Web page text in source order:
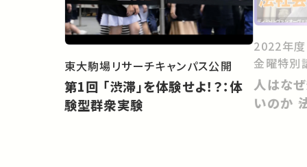
東大駒場リサーチキャンパス公開
第1回 「渋滞」を体験せよ！？：体
験型群衆実験
2022年度
金曜特別
人はな
いのか